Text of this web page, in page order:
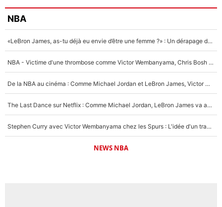
NBA
«LeBron James, as-tu déjà eu envie d’être une femme ?» : Un dérapage de Donald Trump sur la superstar de la NBA refait surface
NBA - Victime d'une thrombose comme Victor Wembanyama, Chris Bosh prévient le Français des risques sur sa santé : «J’ai failli mourir sur le coup et j’ai été ramené à la vie»
De la NBA au cinéma : Comme Michael Jordan et LeBron James, Victor Wembanyama rêve d'une carrière d'acteur !
The Last Dance sur Netflix : Comme Michael Jordan, LeBron James va avoir le droit à sa série !
Stephen Curry avec Victor Wembanyama chez les Spurs : L'idée d'un trade historique est lancée en NBA !
NEWS NBA